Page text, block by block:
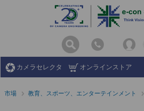
カメラセレクタ オンラインストア
市場 教育、スポーツ、エンターテインメント